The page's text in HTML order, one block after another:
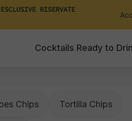
RISERVATE
Cocktails Ready to
Chips Tortilla Chips